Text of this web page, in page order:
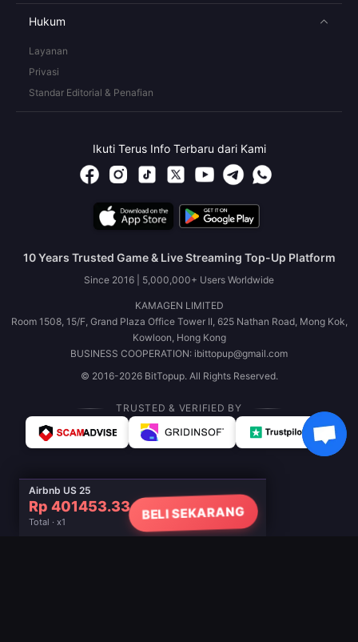
Airbnb US 25
Rp 401453.33
Total · x1 BELI SEKARANG
Hukum
Layanan
Privasi
Standar Editorial & Penafian
Ikuti Terus Info Terbaru dari Kami
10 Years Trusted Game & Live Streaming Top-Up Platform
Since 2016 | 5,000,000+ Users Worldwide
KAMAGEN LIMITED
Room 1508, 15/F, Grand Plaza Office Tower II, 625 Nathan Road, Mong Kok,
Kowloon, Hong Kong
BUSINESS COOPERATION: ibittopup@gmail.com
© 2016-2026 BitTopup. All Rights Reserved.
TRUSTED & VERIFIED BY